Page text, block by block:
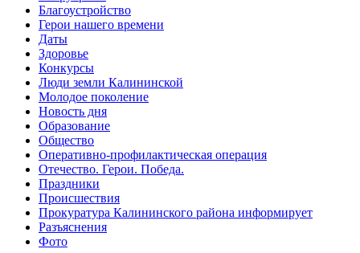
Благоустройство
Герои нашего времени
Даты
Здоровье
Конкурсы
Люди земли Калининской
Молодое поколение
Новость дня
Образование
Общество
Оперативно-профилактическая операция
Отечество. Герои. Победа.
Праздники
Происшествия
Прокуратура Калининского района информирует
Разъяснения
Фото